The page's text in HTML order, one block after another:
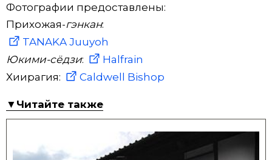
Фотографии предоставлены:
Прихожая-гэнкан:
TANAKA Juuyoh
Юкими-сёдзи:
Halfrain
Хиирагия:
Caldwell Bishop
▼Читайте также